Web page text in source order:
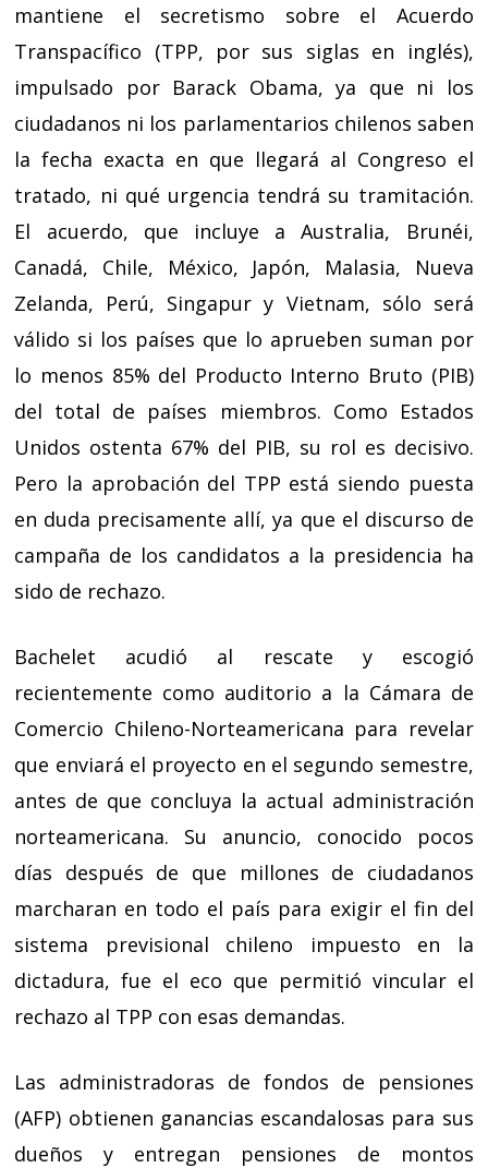
mantiene el secretismo sobre el Acuerdo
Transpacífico (TPP, por sus siglas en inglés),
impulsado por Barack Obama, ya que ni los
ciudadanos ni los parlamentarios chilenos saben
la fecha exacta en que llegará al Congreso el
tratado, ni qué urgencia tendrá su tramitación.
El acuerdo, que incluye a Australia, Brunéi,
Canadá, Chile, México, Japón, Malasia, Nueva
Zelanda, Perú, Singapur y Vietnam, sólo será
válido si los países que lo aprueben suman por
lo menos 85% del Producto Interno Bruto (PIB)
del total de países miembros. Como Estados
Unidos ostenta 67% del PIB, su rol es decisivo.
Pero la aprobación del TPP está siendo puesta
en duda precisamente allí, ya que el discurso de
campaña de los candidatos a la presidencia ha
sido de rechazo.
Bachelet acudió al rescate y escogió
recientemente como auditorio a la Cámara de
Comercio Chileno-Norteamericana para revelar
que enviará el proyecto en el segundo semestre,
antes de que concluya la actual administración
norteamericana. Su anuncio, conocido pocos
días después de que millones de ciudadanos
marcharan en todo el país para exigir el fin del
sistema previsional chileno impuesto en la
dictadura, fue el eco que permitió vincular el
rechazo al TPP con esas demandas.
Las administradoras de fondos de pensiones
(AFP) obtienen ganancias escandalosas para sus
dueños y entregan pensiones de montos